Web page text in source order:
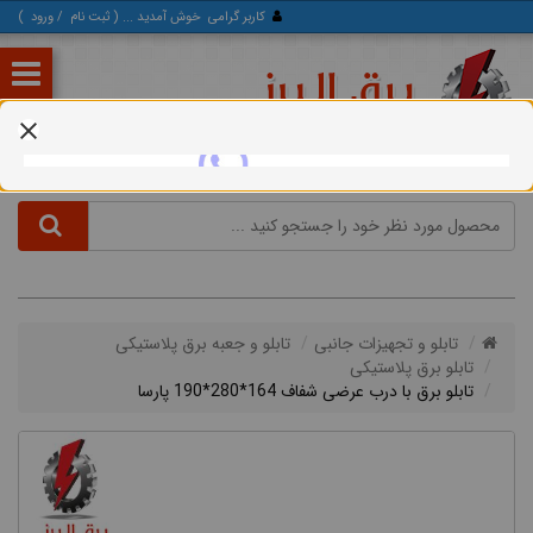
کاربر گرامی خوش آمدید ... ( ثبت‌ نام /ورود )
تابلو و تجهیزات جانبی
تابلو و جعبه برق پلاستیکی
تابلو برق پلاستیکی
تابلو برق با درب عرضی شفاف 164*280*190 پارسا